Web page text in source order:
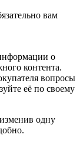
вам
о
контента.
вопросы
её по своему
одну